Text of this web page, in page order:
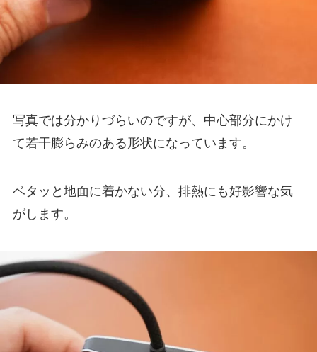
写真では分かりづらいのですが、中心部分にかけ
て若干膨らみのある形状になっています。
ベタッと地面に着かない分、排熱にも好影響な気
がします。